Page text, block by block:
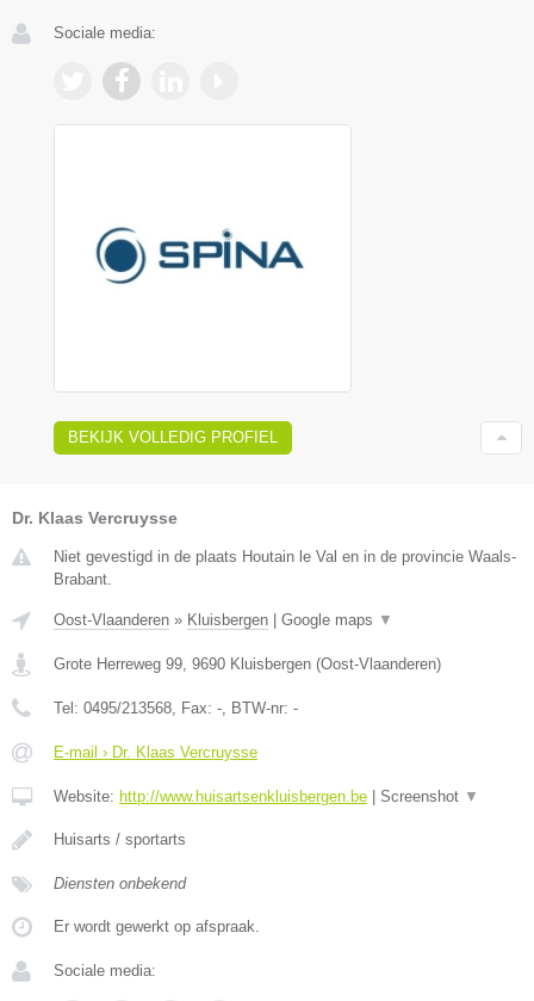
Sociale media:
BEKIJK VOLLEDIG PROFIEL
Dr. Klaas Vercruysse
Niet gevestigd in de plaats Houtain le Val en in de provincie Waals-
Brabant.
Oost-Vlaanderen » Kluisbergen Google maps ▼
Grote Herreweg 99 9690 Kluisbergen (Oost-Vlaanderen)
Tel: 0495/213568 , Fax: - , BTW-nr: -
E-mail › Dr. Klaas Vercruysse
Website: http://www.huisartsenkluisbergen.be Screenshot ▼
Huisarts / sportarts
Diensten onbekend
Er wordt gewerkt op afspraak.
Sociale media: